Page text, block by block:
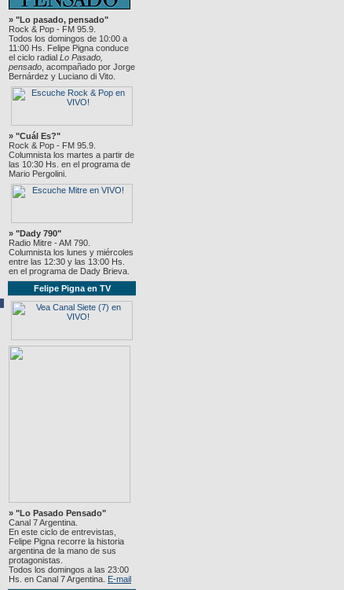
» "Lo pasado, pensado"
Rock & Pop - FM 95.9.
Todos los domingos de 10:00 a
11:00 Hs. Felipe Pigna conduce
el ciclo radial Lo Pasado,
pensado , acompañado por Jorge
Bernárdez y Luciano di Vito.
» "Cuál Es?"
Rock & Pop - FM 95.9.
Columnista los martes a partir de
las 10:30 Hs. en el programa de
Mario Pergolini.
» "Dady 790"
Radio Mitre - AM 790.
Columnista los lunes y miércoles
entre las 12:30 y las 13:00 Hs.
en el programa de Dady Brieva.
Felipe Pigna en TV
» "Lo Pasado Pensado"
Canal 7 Argentina.
En este ciclo de entrevistas,
Felipe Pigna recorre la historia
argentina de la mano de sus
protagonistas.
Todos los domingos a las 23:00
Hs. en Canal 7 Argentina. E-mail